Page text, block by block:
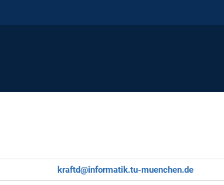
kraftd@informatik.tu-muenchen.de